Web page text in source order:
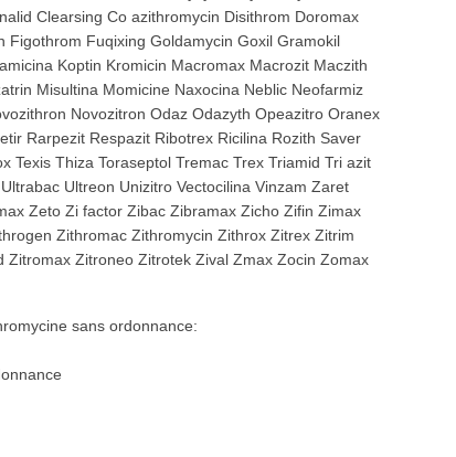
Clearsing Co azithromycin Disithrom Doromax
Figothrom Fuqixing Goldamycin Goxil Gramokil
Koptin Kromicin Macromax Macrozit Maczith
Misultina Momicine Naxocina Neblic Neofarmiz
Novozitron Odaz Odazyth Opeazitro Oranex
Rarpezit Respazit Ribotrex Ricilina Rozith Saver
Texis Thiza Toraseptol Tremac Trex Triamid Tri azit
Ultreon Unizitro Vectocilina Vinzam Zaret
Zeto Zi factor Zibac Zibramax Zicho Zifin Zimax
Zithromac Zithromycin Zithrox Zitrex Zitrim
Zitroneo Zitrotek Zival Zmax Zocin Zomax
sans ordonnance: